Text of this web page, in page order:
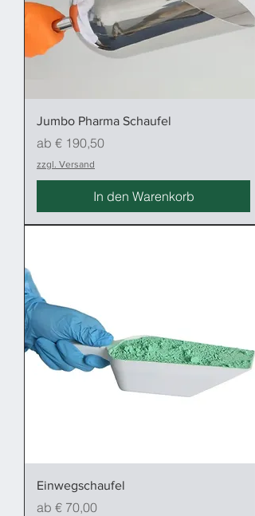
Jumbo Pharma Schaufel
ab € 190,50
Sale-Preis
zzgl. Versand
In den Warenkorb
Einwegschaufel
ab € 70,00
Sale-Preis